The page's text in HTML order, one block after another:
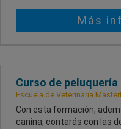
Más
Curso de
Escuela de Veterinaria
Con esta formación,
canina, contarás con las